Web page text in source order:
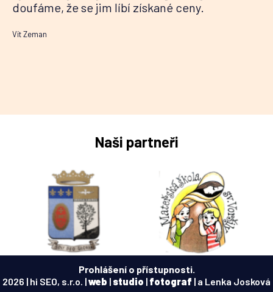
doufáme, že se jim líbí získané ceny.
Vít Zeman
Naši partneři
Prohlášení o přístupnosti.
2026 | hi SEO, s.r.o. |web | studio | fotograf | a Lenka Josková